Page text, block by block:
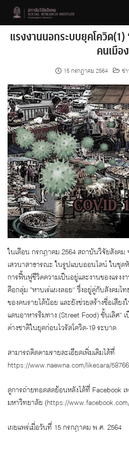
แรงงานนอกระบบยุคโควิด(1)
คนเมือง
15 กรกฎาคม 2564 ข่
ในเดือน กรกฎาคม 2564 สถาบันวิจัยสังค
เสวนาสาธารณะ ในรูปแบบออนไลน์ ในชุด
การฟื้นฟูชีวิตความเป็นอยู่และงานของแรง
คือกลุ่ม “หาบเร่แผงลอย” ซึ่งอยู่คู่กับสังคมไ
ของคนรายได้น้อย และยังช่วยสร้างชื่อเสีย
แดนอาหารริมทาง (Street Food) ชั้นเลิศ”
ต่างชาติในยุคก่อนไวรัสโควิด-19 ระบาด
สามารถติดตามรายละเอียดเพิ่มเติมได้ที่
https://www.naewna.com/likesara/
ดูการถ่ายทอดสดย้อนหลังได้ที่ Facebook
มหาวิทยาลัย (https://
เผยแพร่เมื่อวันที่ 15 กรกฎาคม พ.ศ. 2564